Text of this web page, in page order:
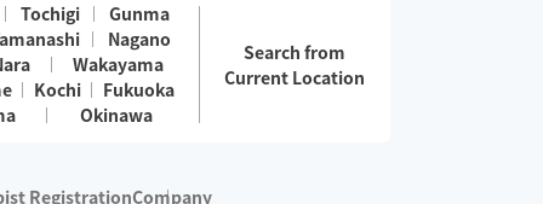
Tochigi
Gunma
Nagano
Wakayama
Kochi
Fukuoka
Okinawa
Search from
Current Location
RegistrationCompany